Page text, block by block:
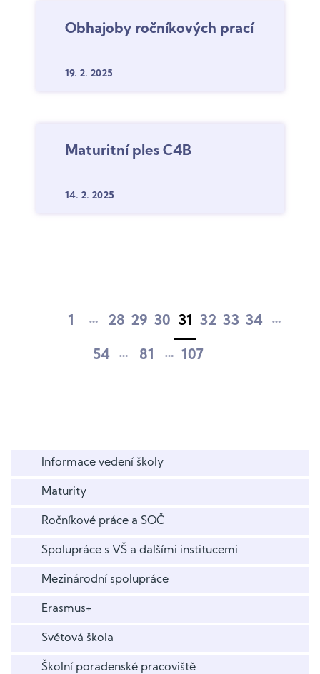
Obhajoby ročníkových prací
19. 2. 2025
Maturitní ples C4B
14. 2. 2025
1 … 28 29 30 31 32 33 34 …
54 … 81 … 107
Informace vedení školy
Maturity
Ročníkové práce a SOČ
Spolupráce s VŠ a dalšími institucemi
Mezinárodní spolupráce
Erasmus+
Světová škola
Školní poradenské pracoviště